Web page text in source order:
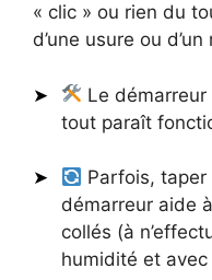
« clic » ou rien du
d’une usure ou
Le
tout paraît
Parfois,
démarreur aide
collés (à
humidité et